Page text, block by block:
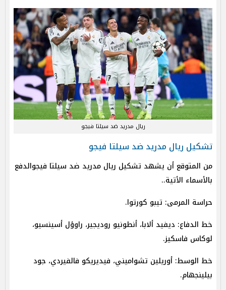
ريال مدريد ضد سيلتا فيجو
تشكيل ريال مدريد ضد سيلتا فيجو
من المتوقع أن يشهد تشكيل ريال مدريد ضد سيلتا فيجوالدفع
بالأسماء الأتية..
حراسة المرمى: تيبو كورتوا.
خط الدفاع: ديفيد ألابا، أنطونيو روديجير، راوؤل أسينسيو،
لوكاس فاسكيز.
خط الوسط: أوريلين تشواميني، فيديريكو فالفيردي، جود
بيلينجهام.